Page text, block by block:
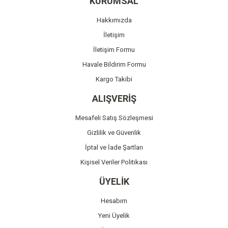
Ürün bilgilerinde hatalar bulunuyor.
Ürün fiyatı diğer sitelerden daha pahalı.
Bu ürüne benzer farklı alternatifler olmalı.
Gönder
Hakkımızda
İletişim
İletişim Formu
Havale Bildirim Formu
Kargo Takibi
ALIŞVERİŞ
Mesafeli Satış Sözleşmesi
Gizlilik ve Güvenlik
İptal ve İade Şartları
Kişisel Veriler Politikası
ÜYELİK
Hesabım
Yeni Üyelik